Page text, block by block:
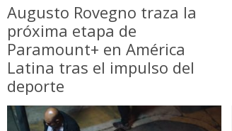
Augusto Rovegno traza la
próxima etapa de
Paramount+ en América
Latina tras el impulso del
deporte